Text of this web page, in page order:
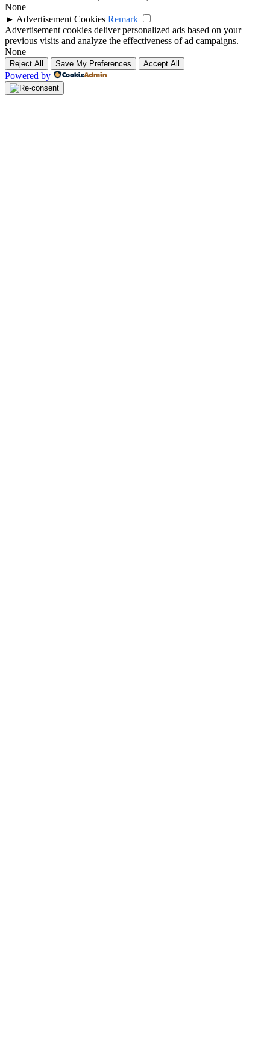
None
► Advertisement Cookies Remark
Advertisement cookies deliver personalized ads based on your
previous visits and analyze the effectiveness of ad campaigns.
None
Reject All Save My Preferences Accept All
Powered by